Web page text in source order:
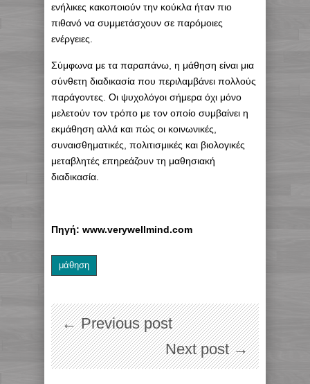
ενήλικες κακοποιούν την κούκλα ήταν πιο
πιθανό να συμμετάσχουν σε παρόμοιες
ενέργειες.
Σύμφωνα με τα παραπάνω, η μάθηση είναι μια
σύνθετη διαδικασία που περιλαμβάνει πολλούς
παράγοντες. Οι ψυχολόγοι σήμερα όχι μόνο
μελετούν τον τρόπο με τον οποίο συμβαίνει η
εκμάθηση αλλά και πώς οι κοινωνικές,
συναισθηματικές, πολιτισμικές και βιολογικές
μεταβλητές επηρεάζουν τη μαθησιακή
διαδικασία.
Πηγή: www.verywellmind.com
μάθηση
← Previous post
Next post →